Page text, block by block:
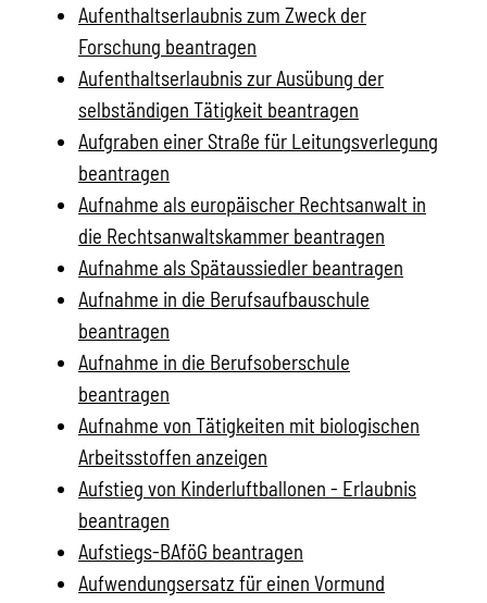
Aufenthaltserlaubnis zum Zweck der
Forschung beantragen
Aufenthaltserlaubnis zur Ausübung der
selbständigen Tätigkeit beantragen
Aufgraben einer Straße für Leitungsverlegung
beantragen
Aufnahme als europäischer Rechtsanwalt in
die Rechtsanwaltskammer beantragen
Aufnahme als Spätaussiedler beantragen
Aufnahme in die Berufsaufbauschule
beantragen
Aufnahme in die Berufsoberschule
beantragen
Aufnahme von Tätigkeiten mit biologischen
Arbeitsstoffen anzeigen
Aufstieg von Kinderluftballonen - Erlaubnis
beantragen
Aufstiegs-BAföG beantragen
Aufwendungsersatz für einen Vormund